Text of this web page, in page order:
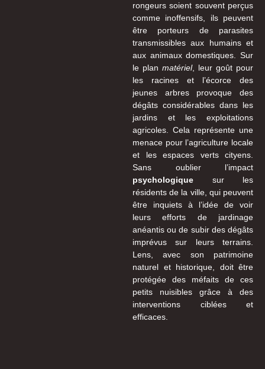
rongeurs soient souvent perçus
comme inoffensifs, ils peuvent
être porteurs de parasites
transmissibles aux humains et
aux animaux domestiques. Sur
le plan matériel, leur goût pour
les racines et l’écorce des
jeunes arbres provoque des
dégâts considérables dans les
jardins et les exploitations
agricoles. Cela représente une
menace pour l’agriculture locale
et les espaces verts cityens.
Sans oublier l’impact
psychologique sur les
résidents de la ville, qui peuvent
être inquiets à l’idée de voir
leurs efforts de jardinage
anéantis ou de subir des dégâts
imprévus sur leurs terrains.
Lens, avec son patrimoine
naturel et historique, doit être
protégée des méfaits de ces
petits nuisibles grâce à des
interventions ciblées et
efficaces.